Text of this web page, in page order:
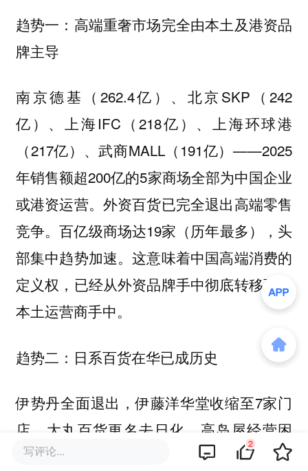
趋势一：高端重奢市场完全由本土及港资品
牌主导
南京德基（262.4亿）、北京SKP（242
亿）、上海IFC（218亿）、上海环球港
（217亿）、武商MALL（191亿）——2025
年销售额超200亿的5家商场全部为中国企业
或港资运营。外资百货已完全退出高端零售
竞争。百亿级商场达19家（历年最多），头
部集中趋势加速。这意味着中国高端消费的
定义权，已经从外资品牌手中彻底转移到了
本土运营商手中。
趋势二：日系百货在华已成历史
伊势丹全面退出，伊藤洋华堂收缩至7家门
店，大丸百货更名去日化，高岛屋经营困
难。日式百货精致的卖场陈列与服务理念虽
写评论... 2